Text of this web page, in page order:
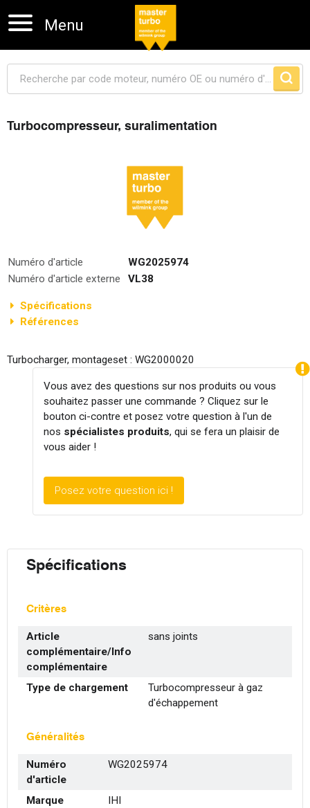
Menu
Turbocompresseur, suralimentation
Numéro d'article
WG2025974
Numéro d'article externe
VL38
Spécifications
Références
Turbocharger, montageset : WG2000020
Vous avez des questions sur nos produits ou vous
souhaitez passer une commande ? Cliquez sur le
bouton ci-contre et posez votre question à l'un de
nos spécialistes produits, qui se fera un plaisir de
vous aider !
Posez votre question ici !
Spécifications
Critères
Article
complémentaire/Info
complémentaire
sans joints
Type de chargement
Turbocompresseur à gaz
d'échappement
Généralités
Numéro
d'article
WG2025974
Marque
IHI